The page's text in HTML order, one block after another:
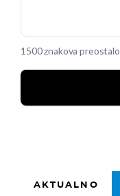
1500 znakova preostalo
AKTUALNO